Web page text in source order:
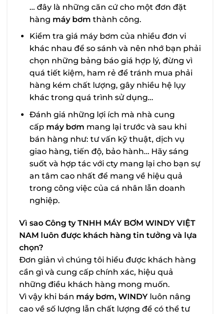
… đây là những căn cứ cho một đơn đặt
hàng máy bơm thành công.
Kiểm tra giá máy bơm của nhiều đơn vi
khác nhau để so sánh và nên nhớ bạn phải
chọn những bảng báo giá hợp lý, đừng vì
quá tiết kiệm, ham rẻ để tránh mua phải
hàng kém chất lượng, gây nhiều hệ lụy
khác trong quá trình sử dụng…
Đánh giá những lợi ích mà nhà cung
cấpmáy bơm mang lại trước và sau khi
bán hàng như: tư vấn kỹ thuật, dịch vụ
giao hàng, tiến độ, bảo hành… Hãy sáng
suốt và hợp tác với cty mang lại cho bạn sự
an tâm cao nhất để mang về hiệu quả
trong công việc của cá nhân lẫn doanh
nghiệp.
Vì sao Công ty TNHH MÁY BƠM WINDY VIỆT
NAM luôn được khách hàng tin tưởng và lựa
chọn?
Đơn giản vì chúng tôi hiểu được khách hàng
cần gì và cung cấp chính xác, hiệu quả
những điều khách hàng mong muốn.
Vì vậy khi bán máy bơm, WINDY luôn nâng
cao về số lượng lẫn chất lượng để có thể tư